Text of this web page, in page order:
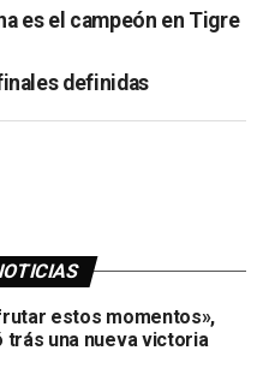
es el campeón en Tigre
definidas
estos momentos»,
trás una nueva victoria